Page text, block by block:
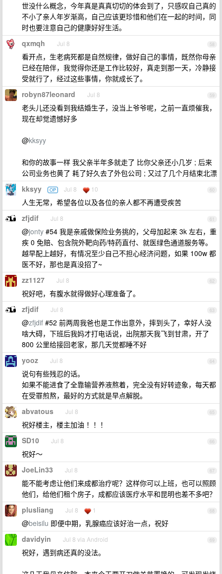
世没什么概念，今年真是真真切切的体会到了，只感叹自己真的
不小了亲人年岁渐高，自己应该更珍惜和他们在一起的时间，同
时也要注意自己的健康好好生活。
58
qxmqh Jul 8
看开点，生老病死都是自然规律，做好自己的事情，既然你母亲
已经在陪伴，我觉得你还是工作比较好，真走到那一天，冷静接
受就行了，经过这些事情，你就成长了。
59
robyn87leonard Jul 8
老头儿还没看到我结婚生子，没当上爷爷呢，之前一直烦催我，
现在却觉遗憾好多
@kksyy
和你的故事一样 我父亲半年多就走了 比你父亲还小几岁 ; 后来
公司业务也黄了 耗了好久去了外包公司 ; 又过了几个月结束北漂
60
kksyy OP Jul 8 10
人生无常，希望各位以及各位的亲人都不再遭受疾苦
61
zfjdif Jul 8
@jonty #54 我是亲戚做保险业务挑的，父母加起来 3k 左右，重
疾 0 免赔、包含院外靶向药/特药直付、就医绿色通道服务等。
越早配上越好，有情况至少自己不担心经济问题，如果 100w 都
医不好，那也是真没招了~
62
zz1127 Jul 8
祝好吧，有腹水就得做好心理准备了。
63
zfjdif Jul 8
@zfjdif #52 前两周我爸也是工作出意外，摔到头了，幸好人没
啥大碍，下班后我妈才打电话说，出院那天我飞到甘肃，开了
800 公里给接回老家，那几天觉都睡不好
64
yooz Jul 8
说句有些残忍的话。
如果不能进食了全靠输营养液熬着，完全没有好转迹象，每天都
在受罪煎熬，最好的方式就是早点解脱。
65
abvatous Jul 8
祝好楼主，楼主加油 ！！！
66
SD10 Jul 8
祝好～
67
JoeLin33 Jul 8
能不能考虑让他们来成都治疗呢？这样你可以上班，也可以照顾
他们，给他们租个房子，成都应该医疗水平和昆明也差不多吧？
68
plusliang Jul 8 1
@beisilu 即便中期，乳腺癌应该好治一点，祝好
69
davidyin Jul 8 via Android
祝好，遇到病还真的没法。